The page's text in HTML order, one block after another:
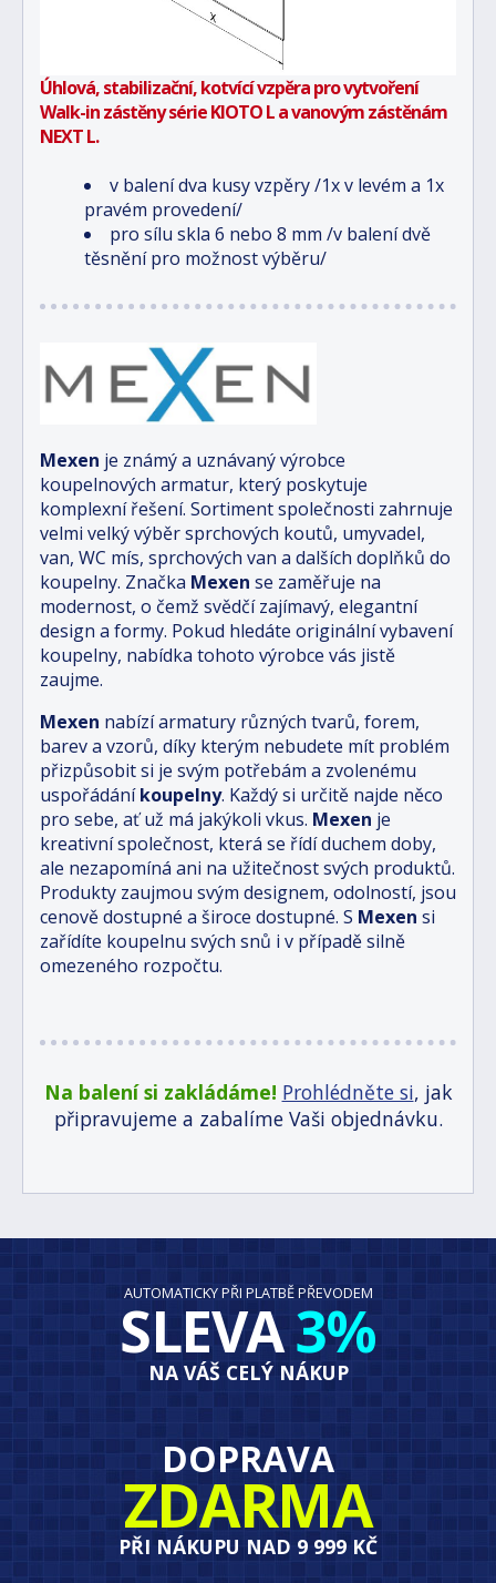
Úhlová, stabilizační, kotvící vzpěra pro vytvoření
Walk-in zástěny série KIOTO L a vanovým zástěnám
NEXT L.
v balení dva kusy vzpěry /1x v levém a 1x
pravém provedení/
pro sílu skla 6 nebo 8 mm /v balení dvě
těsnění pro možnost výběru/
Mexen je známý a uznávaný výrobce
koupelnových armatur, který poskytuje
komplexní řešení. Sortiment společnosti zahrnuje
velmi velký výběr sprchových koutů, umyvadel,
van, WC mís, sprchových van a dalších doplňků do
koupelny. Značka Mexen se zaměřuje na
modernost, o čemž svědčí zajímavý, elegantní
design a formy. Pokud hledáte originální vybavení
koupelny, nabídka tohoto výrobce vás jistě
zaujme.
Mexen nabízí armatury různých tvarů, forem,
barev a vzorů, díky kterým nebudete mít problém
přizpůsobit si je svým potřebám a zvolenému
uspořádání koupelny. Každý si určitě najde něco
pro sebe, ať už má jakýkoli vkus. Mexen je
kreativní společnost, která se řídí duchem doby,
ale nezapomíná ani na užitečnost svých produktů.
Produkty zaujmou svým designem, odolností, jsou
cenově dostupné a široce dostupné. S Mexen si
zařídíte koupelnu svých snů i v případě silně
omezeného rozpočtu.
Na balení si zakládáme! Prohlédněte si, jak
připravujeme a zabalíme Vaši objednávku.
AUTOMATICKY PŘI PLATBĚ PŘEVODEM
SLEVA3%
NA VÁŠ CELÝ NÁKUP
DOPRAVA
ZDARMA
PŘI NÁKUPU NAD 9 999 KČ